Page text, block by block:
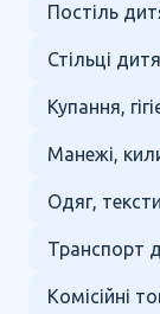
Постіль
Стільці
Купання,
Манежі,
Одяг,
Транспорт
Комісійні